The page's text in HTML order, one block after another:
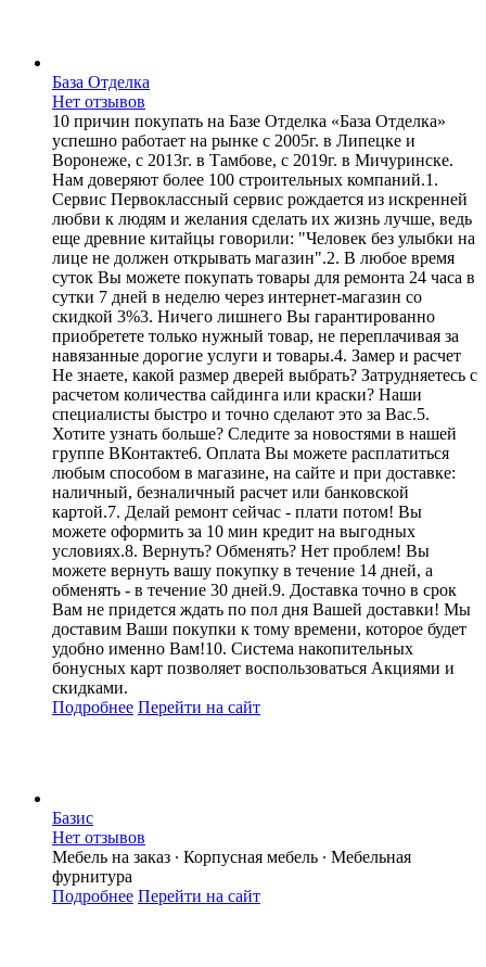
База Отделка
Нет отзывов
10 причин покупать на Базе Отделка «База Отделка»
успешно работает на рынке с 2005г. в Липецке и
Воронеже, с 2013г. в Тамбове, с 2019г. в Мичуринске.
Нам доверяют более 100 строительных компаний.1.
Сервис Первоклассный сервис рождается из искренней
любви к людям и желания сделать их жизнь лучше, ведь
еще древние китайцы говорили: "Человек без улыбки на
лице не должен открывать магазин".2. В любое время
суток Вы можете покупать товары для ремонта 24 часа в
сутки 7 дней в неделю через интернет-магазин со
скидкой 3%3. Ничего лишнего Вы гарантированно
приобретете только нужный товар, не переплачивая за
навязанные дорогие услуги и товары.4. Замер и расчет
Не знаете, какой размер дверей выбрать? Затрудняетесь с
расчетом количества сайдинга или краски? Наши
специалисты быстро и точно сделают это за Вас.5.
Хотите узнать больше? Следите за новостями в нашей
группе ВКонтакте6. Оплата Вы можете расплатиться
любым способом в магазине, на сайте и при доставке:
наличный, безналичный расчет или банковской
картой.7. Делай ремонт сейчас - плати потом! Вы
можете оформить за 10 мин кредит на выгодных
условиях.8. Вернуть? Обменять? Нет проблем! Вы
можете вернуть вашу покупку в течение 14 дней, а
обменять - в течение 30 дней.9. Доставка точно в срок
Вам не придется ждать по пол дня Вашей доставки! Мы
доставим Ваши покупки к тому времени, которое будет
удобно именно Вам!10. Система накопительных
бонусных карт позволяет воспользоваться Акциями и
скидками.
Подробнее Перейти на сайт
Базис
Нет отзывов
Мебель на заказ ∙ Корпусная мебель ∙ Мебельная
фурнитура
Подробнее Перейти на сайт